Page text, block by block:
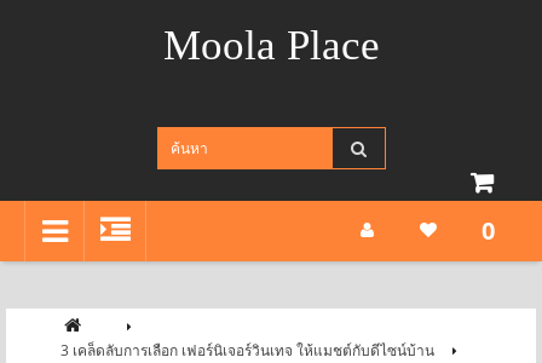
Moola Place
0
3 เคล็ดลับการเลือก เฟอร์นิเจอร์วินเทจ ให้แมชต์กับดีไซน์บ้าน